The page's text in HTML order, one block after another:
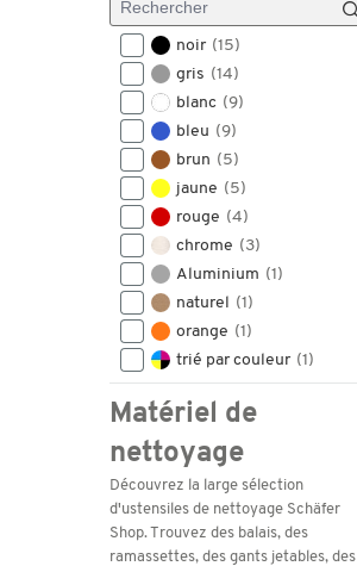
noir (15)
gris (14)
blanc (9)
bleu (9)
brun (5)
jaune (5)
rouge (4)
chrome (3)
Aluminium (1)
naturel (1)
orange (1)
trié par couleur (1)
vert(1)
violet (1)
Matériel de
nettoyage
Découvrez la large sélection
d'ustensiles de nettoyage Schäfer
Shop. Trouvez des balais, des
ramassettes, des gants jetables, des